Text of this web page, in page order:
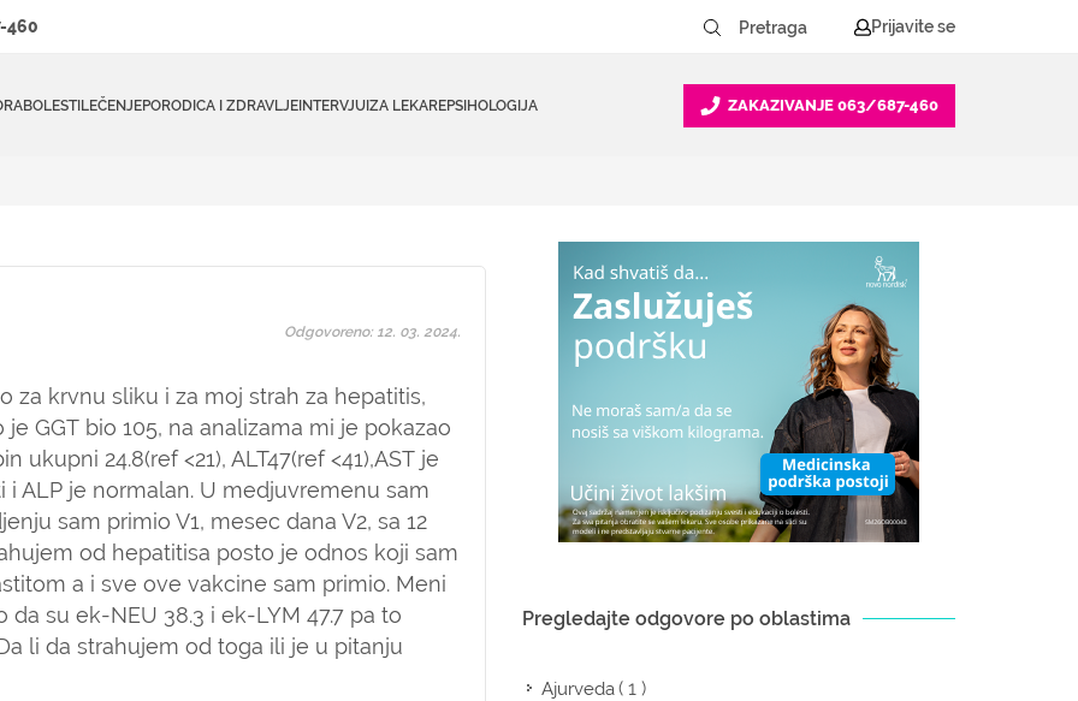
460 Prijavite se
BOLESTILEČENJEPORODICA I ZDRAVLJEINTERVJUIZA LEKAREPSIHOLOGIJA ZAKAZIVANJE 063/687-460
za krvnu sliku i za moj strah za hepatitis,
GGT bio 105, na analizama mi je pokazao
24.8(ref <21), ALT47(ref <41),AST je
ALP je normalan. U medjuvremenu sam
sam primio V1, mesec dana V2, sa 12
od hepatitisa posto je odnos koji sam
a i sve ove vakcine sam primio. Meni
su ek-NEU 38.3 i ek-LYM 47.7 pa to
li da strahujem od toga ili je u pitanju
Odgovoreno: 12. 03. 2024.
Pregledajte odgovore po oblastima
Ajurveda( 1 )